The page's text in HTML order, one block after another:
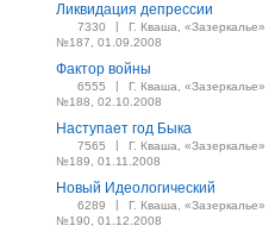
Ликвидация депрессии
7330 |
Г. Кваша, «Зазеркалье»
№187, 01.09.2008
Фактор войны
6555 |
Г. Кваша, «Зазеркалье»
№188, 02.10.2008
Наступает год Быка
7565 |
Г. Кваша, «Зазеркалье»
№189, 01.11.2008
Новый Идеологический
6289 |
Г. Кваша, «Зазеркалье»
№190, 01.12.2008